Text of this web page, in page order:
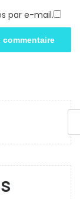
par e-mail.